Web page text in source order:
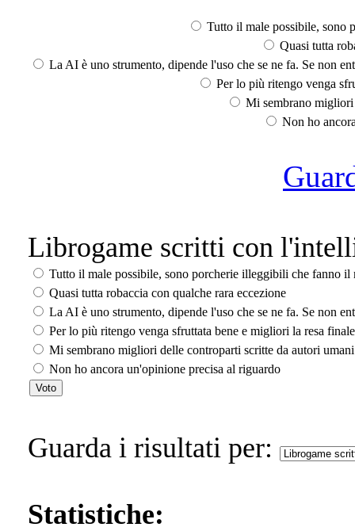
Tutto il male possibile, sono
Quasi tutta
La AI è uno strumento, dipende l'uso che se ne fa. Se non
Per lo più ritengo venga
Mi sembrano
Non ho
Librogame scritti con
Tutto il male possibile, sono porcherie illeggibili che fanno il
Quasi tutta robaccia con qualche rara eccezione
La AI è uno strumento, dipende l'uso che se ne fa. Se non
Per lo più ritengo venga sfruttata bene e migliori la resa
Mi sembrano migliori delle controparti scritte da autori umani
Non ho ancora un'opinione precisa al riguardo
Guarda i risultati per:
Statistiche: